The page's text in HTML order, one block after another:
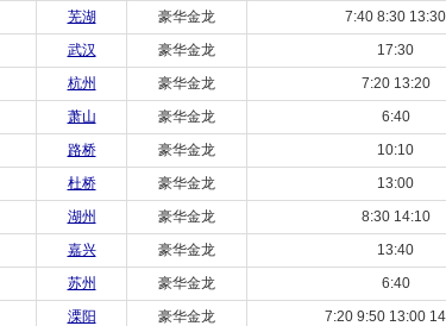
芜湖 豪华金龙 7:40 8:30 13:30
武汉 豪华金龙 17:30
杭州 豪华金龙 7:20 13:20
萧山 豪华金龙 6:40
路桥 豪华金龙 10:10
杜桥 豪华金龙 13:00
湖州 豪华金龙 8:30 14:10
嘉兴 豪华金龙 13:40
苏州 豪华金龙 6:40
溧阳 豪华金龙 7:20 9:50 13:00